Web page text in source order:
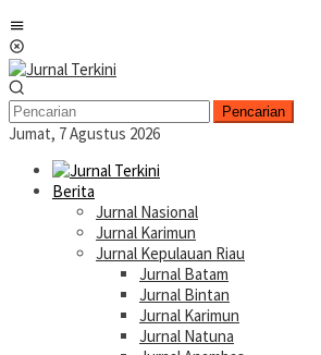
Pencarian
Jumat, 7 Agustus 2026
Berita
Jurnal Nasional
Jurnal Karimun
Jurnal Kepulauan Riau
Jurnal Batam
Jurnal Bintan
Jurnal Karimun
Jurnal Natuna